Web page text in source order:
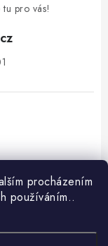
procházením
používáním..
pro vás!